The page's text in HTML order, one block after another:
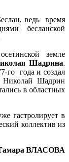
ведь время
бесланской
земле
Шадрина.
го года и создал
Николай Шадрин
в областных
гастролирует в
коллектив из
ВЛАСОВА